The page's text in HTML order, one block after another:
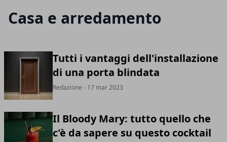
Casa e arredamento
Tutti i vantaggi dell'installazione
di una porta blindata
Redazione - 17 mar 2023
Il Bloody Mary: tutto quello che
c'è da sapere su questo cocktail